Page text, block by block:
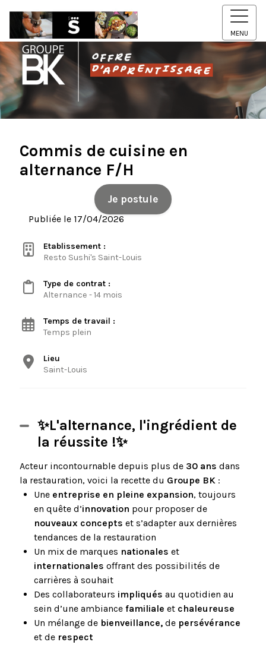
MENU
Commis de cuisine en
alternance F/H
Je postule
Publiée le 17/04/2026
Etablissement :
Resto Sushi's Saint-Louis
Type de contrat :
Alternance - 14 mois
Temps de travail :
Temps plein
Lieu
Saint-Louis
✨L'alternance, l'ingrédient de
la réussite !✨
Acteur incontournable depuis plus de 30 ans dans
la restauration, voici la recette du Groupe BK :
Une entreprise en pleine expansion, toujours
en quête d’innovation pour proposer de
nouveaux concepts et s’adapter aux dernières
tendances de la restauration
Un mix de marques nationales et
internationales offrant des possibilités de
carrières à souhait
Des collaborateurs impliqués au quotidien au
sein d’une ambiance familiale et chaleureuse
Un mélange de bienveillance,de persévérance
et de respect